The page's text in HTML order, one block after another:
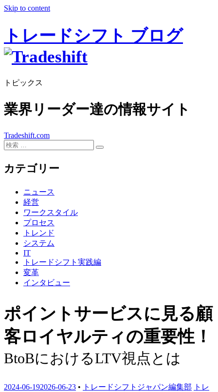
Skip to content
トレードシフト ブログ
トピックス
業界リーダー達の情報サイト
Tradeshift.com
カテゴリー
ニュース
経営
ワークスタイル
プロセス
トレンド
システム
IT
トレードシフト実践編
変革
インタビュー
ポイントサービスに見る顧
客ロイヤルティの重要性！
BtoBにおけるLTV視点とは
2024-06-192026-06-23 • トレードシフトジャパン編集部
トレ